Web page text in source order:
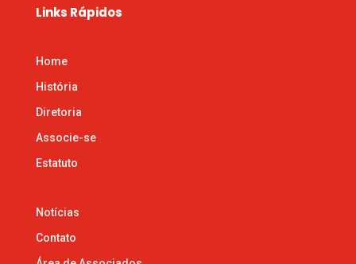
Links Rápidos
Home
História
Diretoria
Associe-se
Estatuto
Notícias
Contato